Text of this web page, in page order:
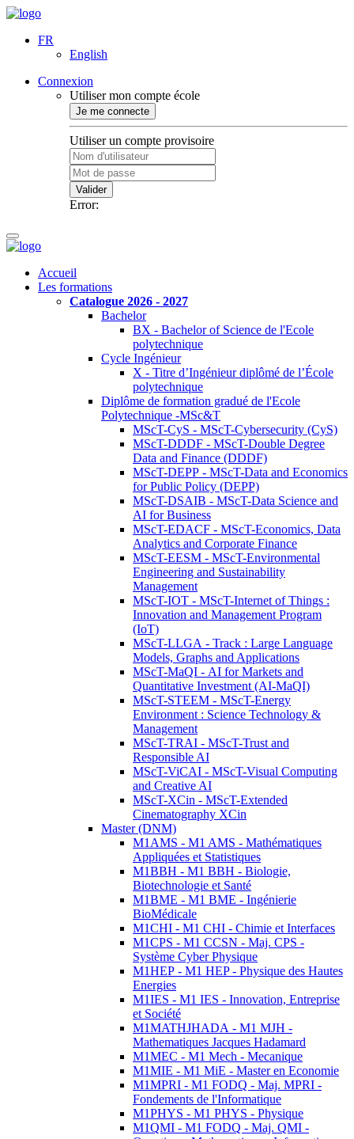
FR
English
Connexion
Utiliser mon compte école
Je me connecte
Utiliser un compte provisoire
Valider
Error:
Accueil
Les formations
Catalogue 2026 - 2027
Bachelor
BX - Bachelor of Science de l'Ecole
polytechnique
Cycle Ingénieur
X - Titre d’Ingénieur diplômé de l’École
polytechnique
Diplôme de formation gradué de l'Ecole
Polytechnique -MSc&T
MScT-CyS - MScT-Cybersecurity (CyS)
MScT-DDDF - MScT-Double Degree
Data and Finance (DDDF)
MScT-DEPP - MScT-Data and Economics
for Public Policy (DEPP)
MScT-DSAIB - MScT-Data Science and
AI for Business
MScT-EDACF - MScT-Economics, Data
Analytics and Corporate Finance
MScT-EESM - MScT-Environmental
Engineering and Sustainability
Management
MScT-IOT - MScT-Internet of Things :
Innovation and Management Program
(IoT)
MScT-LLGA - Track : Large Language
Models, Graphs and Applications
MScT-MaQI - AI for Markets and
Quantitative Investment (AI-MaQI)
MScT-STEEM - MScT-Energy
Environment : Science Technology &
Management
MScT-TRAI - MScT-Trust and
Responsible AI
MScT-ViCAI - MScT-Visual Computing
and Creative AI
MScT-XCin - MScT-Extended
Cinematography XCin
Master (DNM)
M1AMS - M1 AMS - Mathématiques
Appliquées et Statistiques
M1BBH - M1 BBH - Biologie,
Biotechnologie et Santé
M1BME - M1 BME - Ingénierie
BioMédicale
M1CHI - M1 CHI - Chimie et Interfaces
M1CPS - M1 CCSN - Maj. CPS -
Système Cyber Physique
M1HEP - M1 HEP - Physique des Hautes
Energies
M1IES - M1 IES - Innovation, Entreprise
et Société
M1MATHJHADA - M1 MJH -
Mathematiques Jacques Hadamard
M1MEC - M1 Mech - Mecanique
M1MIE - M1 MiE - Master en Economie
M1MPRI - M1 FODQ - Maj. MPRI -
Fondements de l'Informatique
M1PHYS - M1 PHYS - Physique
M1QMI - M1 FODQ - Maj. QMI -